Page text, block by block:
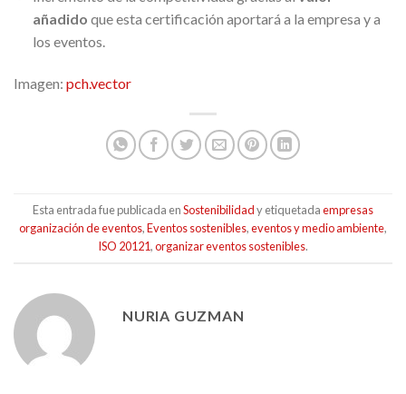
añadido que esta certificación aportará a la empresa y a
los eventos.
Imagen: pch.vector
Esta entrada fue publicada enSostenibilidady etiquetadaempresas
organización de eventos,Eventos sostenibles,eventos y medio ambiente,
ISO 20121,organizar eventos sostenibles.
NURIA GUZMAN